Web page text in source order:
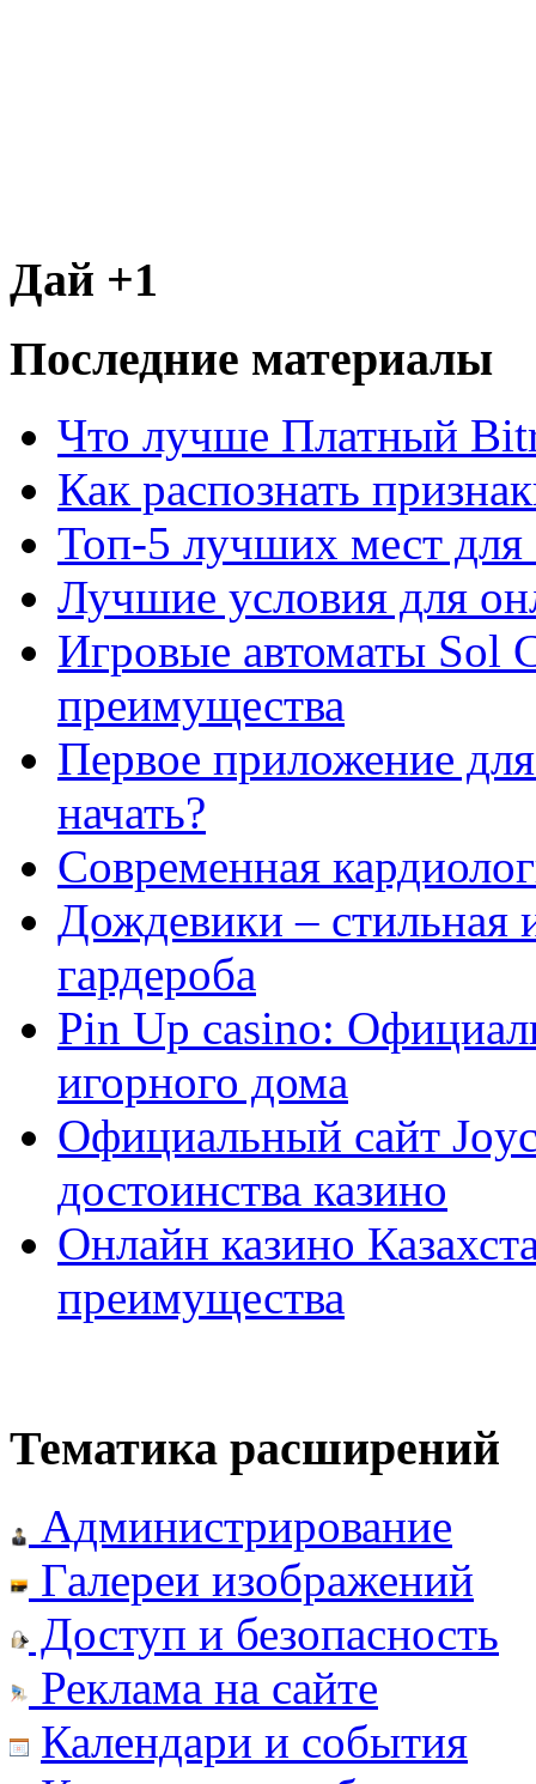
Дай +1
Последние материалы
Что лучше Платный
Как распознать
Топ-5 лучших мест для
Лучшие условия для
Игровые автоматы Sol
преимущества
Первое приложение
начать?
Современная
Дождевики – стильная
гардероба
Pin Up casino:
игорного дома
Официальный сайт
достоинства казино
Онлайн казино
преимущества
Тематика расширений
Администрирование
Галереи изображений
Доступ и безопасность
Реклама на сайте
Календари и события